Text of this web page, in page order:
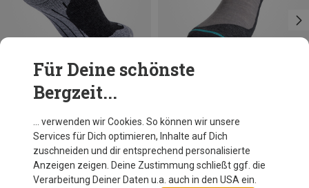
Du sparst 65%
Für Deine schönste
Bergzeit...
… verwenden wir Cookies. So können wir unsere
Services für Dich optimieren, Inhalte auf Dich
zuschneiden und dir entsprechend personalisierte
Anzeigen zeigen. Deine Zustimmung schließt ggf. die
Verarbeitung Deiner Daten u.a. auch in den USA ein.